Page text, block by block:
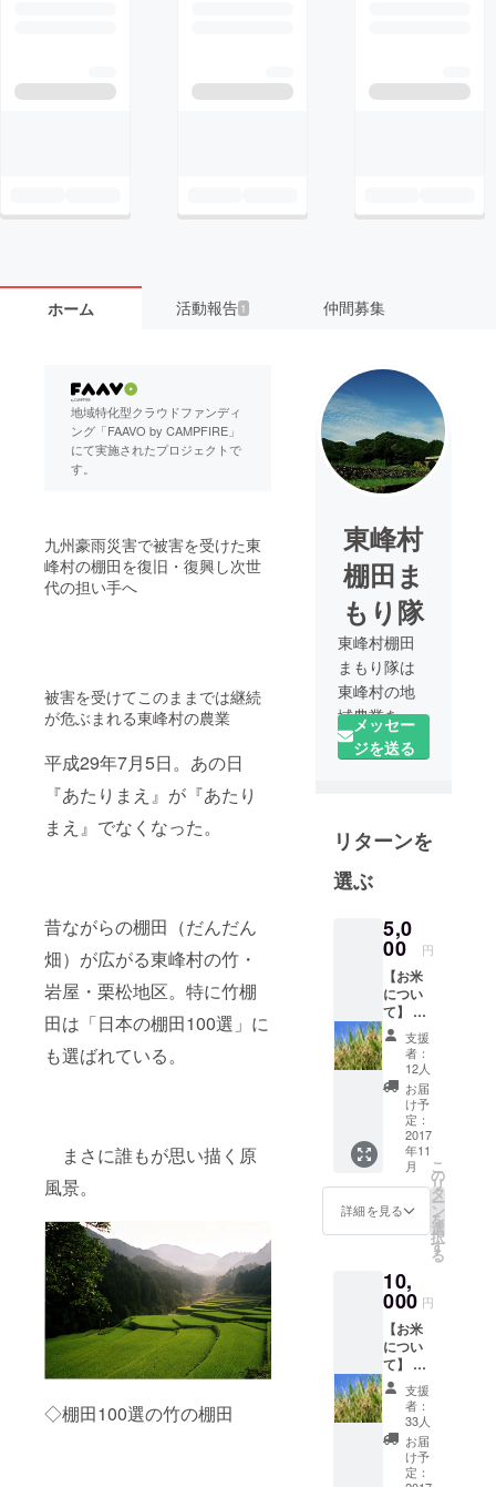
ホーム 活動報告 1 仲間募集
地域特化型クラウドファンディ
ング「FAAVO by CAMPFIRE」
にて実施されたプロジェクトで
す。
九州豪雨災害で被害を受けた東
峰村の棚田を復旧・復興し次世
代の担い手へ
被害を受けてこのままでは継続
が危ぶまれる東峰村の農業
平成29年7月5日。あの日
『あたりまえ』が『あたり
まえ』でなくなった。
昔ながらの棚田（だんだん
畑）が広がる東峰村の竹・
岩屋・栗松地区。特に竹棚
田は「日本の棚田100選」に
も選ばれている。
まさに誰もが思い描く原
風景。
◇棚田100選の竹の棚田
東峰村
棚田ま
もり隊
東峰村棚田
まもり隊は
東峰村の地
域農業を守
り、次の世
代へと受け
峰村旧宝珠
竹・岩屋・
手で作られ
た任意団体
メッセー
ジを送る
リターンを
選ぶ
5,0
00 円
【お米
につい
て】 東
峰村宝
珠山地
区で収
穫され
た『棚
田ん
米』
ファン
の間で
は「お
かずの
いらな
いお
しても
有名。
だまさ
れない
から食
べてみ
て！！
支援
者：
12人
お届
け予
定：
2017
年11
月
詳細を見る
こ
の
リ
タ
ー
ン
を
選
択
す
る
10,
000 円
【お米
につい
て】 東
峰村宝
珠山地
区で収
穫され
た『棚
田ん
支援
者：
33人
お届
け予
定：